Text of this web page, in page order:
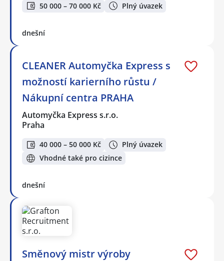
50 000 – 70 000 Kč Plný úvazek
dnešní
CLEANER Automyčka Express s
možností karierního růstu /
Nákupní centra PRAHA
Automyčka Express s.r.o.
Praha
40 000 – 50 000 Kč
Plný úvazek
Vhodné také pro cizince
dnešní
Směnový mistr výroby